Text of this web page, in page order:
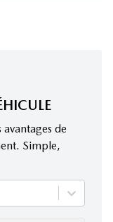
de
Simple,